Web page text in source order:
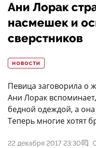
Ани Лорак
насмешек и
сверстников
НОВОСТИ
Певица заговорила о
Ани Лорак
бедной одеждой, а
Теперь многие хотят
22 декабря 2017 23:30